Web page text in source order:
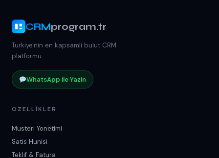
CRMprogram.tr
Turkiye'nin en kapsamli bulut CRM
platformu.
WhatsApp ile Yazin
OZELLIKLER
Musteri Yonetimi
Satis Hunisi
Teklif & Fatura